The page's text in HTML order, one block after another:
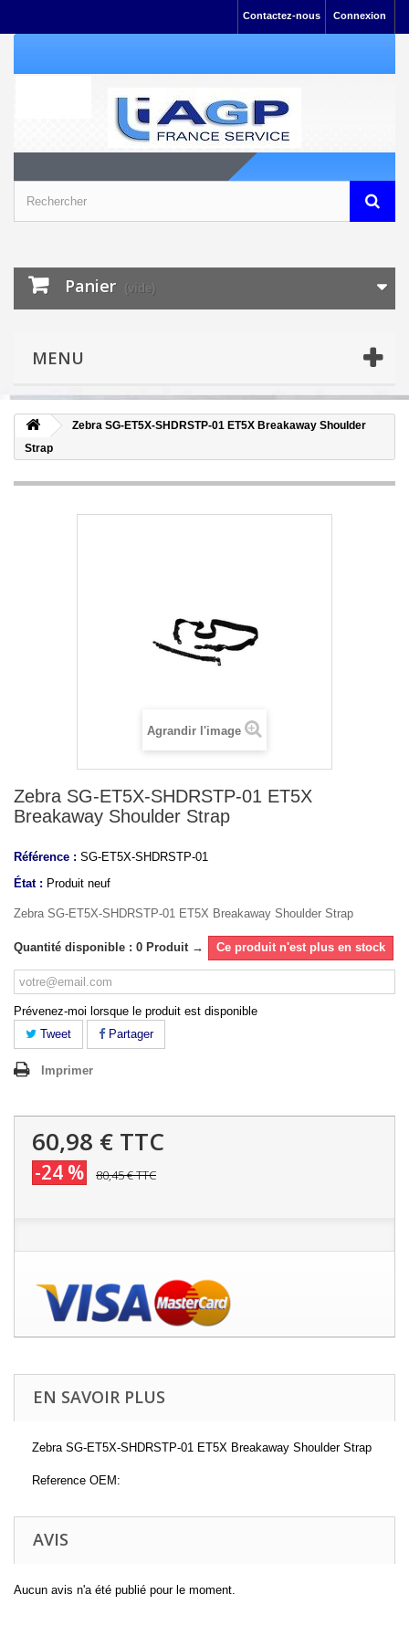
Connexion
Contactez-nous
Panier (vide)
MENU
Zebra SG-ET5X-SHDRSTP-01 ET5X Breakaway Shoulder
Strap
Agrandir l'image
Zebra SG-ET5X-SHDRSTP-01 ET5X
Breakaway Shoulder Strap
Référence : SG-ET5X-SHDRSTP-01
État : Produit neuf
Zebra SG-ET5X-SHDRSTP-01 ET5X Breakaway Shoulder Strap
Quantité disponible : 0 Produit → Ce produit n'est plus en stock
Prévenez-moi lorsque le produit est disponible
Tweet
Partager
Imprimer
60,98 € TTC
-24 % 80,45 €TTC
EN SAVOIR PLUS
Zebra SG-ET5X-SHDRSTP-01 ET5X Breakaway Shoulder Strap
Reference OEM:
AVIS
Aucun avis n'a été publié pour le moment.